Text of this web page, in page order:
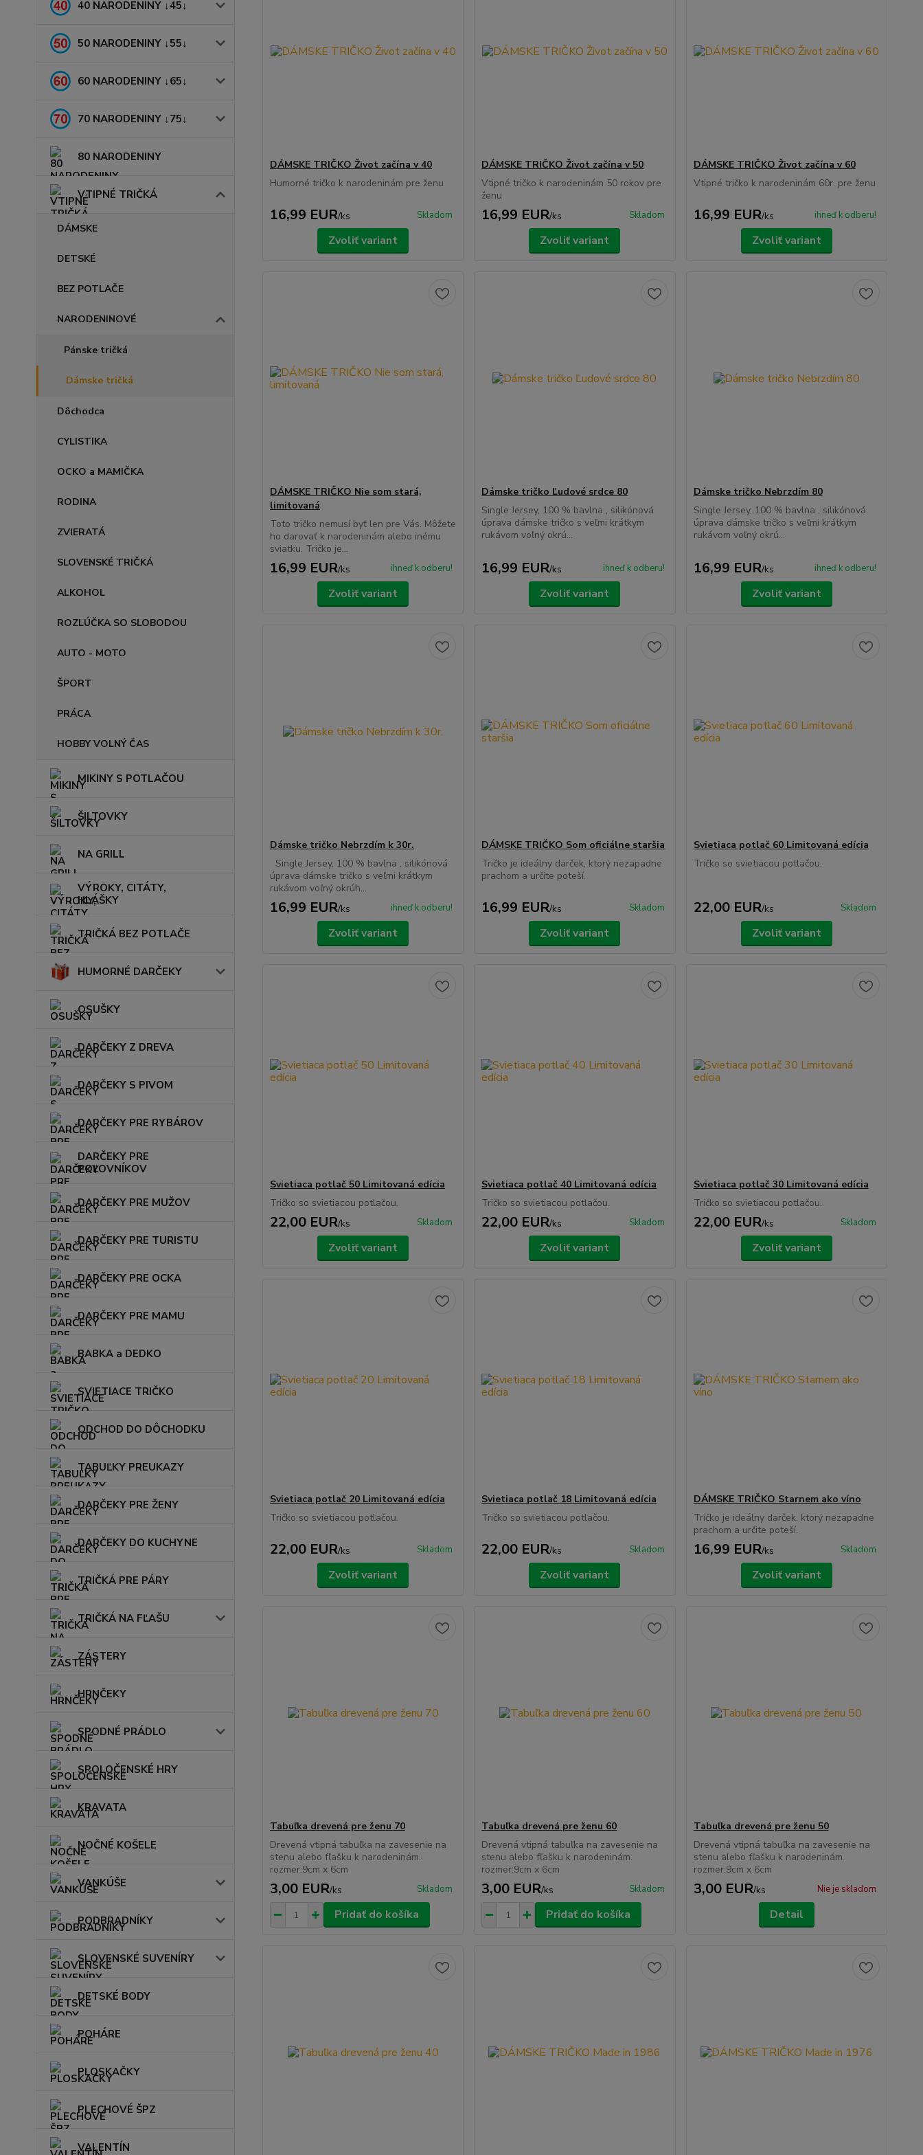
40 NARODENINY ↓45↓
50 NARODENINY ↓55↓
60 NARODENINY ↓65↓
70 NARODENINY ↓75↓
80 NARODENINY
VTIPNÉ TRIČKÁ
DÁMSKE
DETSKÉ
BEZ POTLAČE
NARODENINOVÉ
Pánske tričká
Dámske tričká
Dôchodca
CYLISTIKA
OCKO a MAMIČKA
RODINA
ZVIERATÁ
SLOVENSKÉ TRIČKÁ
ALKOHOL
ROZLÚČKA SO SLOBODOU
AUTO - MOTO
ŠPORT
PRÁCA
HOBBY VOLNÝ ČAS
MIKINY S POTLAČOU
ŠILTOVKY
NA GRILL
VÝROKY, CITÁTY,
HLÁŠKY
TRIČKÁ BEZ POTLAČE
HUMORNÉ DARČEKY
OSUŠKY
DARČEKY Z DREVA
DARČEKY S PIVOM
DARČEKY PRE RYBÁROV
DARČEKY PRE
POĽOVNÍKOV
DARČEKY PRE MUŽOV
DARČEKY PRE TURISTU
DARČEKY PRE OCKA
DARČEKY PRE MAMU
BABKA a DEDKO
SVIETIACE TRIČKO
ODCHOD DO DÔCHODKU
TABUĽKY PREUKAZY
DARČEKY PRE ŽENY
DARČEKY DO KUCHYNE
TRIČKÁ PRE PÁRY
TRIČKÁ NA FĽAŠU
ZÁSTERY
HRNČEKY
SPODNÉ PRÁDLO
SPOLOČENSKÉ HRY
KRAVATA
NOČNÉ KOŠELE
VANKÚŠE
PODBRADNÍKY
SLOVENSKÉ SUVENÍRY
DETSKÉ BODY
POHÁRE
PLOSKAČKY
PLECHOVÉ ŠPZ
VALENTÍN
DÁMSKE TRIČKO Život začína v 40
Humorné tričko k narodeninám pre ženu
16,99 EUR/ks Skladom
Zvoliť variant
DÁMSKE TRIČKO Život začína v 50
Vtipné tričko k narodeninám 50 rokov pre
ženu
16,99 EUR/ks Skladom
Zvoliť variant
DÁMSKE TRIČKO Život začína v 60
Vtipné tričko k narodeninám 60r. pre ženu
16,99 EUR/ks ihneď k odberu!
Zvoliť variant
DÁMSKE TRIČKO Nie som stará,
limitovaná
Toto tričko nemusí byť len pre Vás. Môžete
ho darovať k narodeninám alebo inému
sviatku. Tričko je...
16,99 EUR/ks ihneď k odberu!
Zvoliť variant
Dámske tričko Ľudové srdce 80
Single Jersey, 100 % bavlna , silikónová
úprava dámske tričko s veľmi krátkym
rukávom voľný okrú...
16,99 EUR/ks ihneď k odberu!
Zvoliť variant
Dámske tričko Nebrzdím 80
Single Jersey, 100 % bavlna , silikónová
úprava dámske tričko s veľmi krátkym
rukávom voľný okrú...
16,99 EUR/ks ihneď k odberu!
Zvoliť variant
Dámske tričko Nebrzdím k 30r.
Single Jersey, 100 % bavlna , silikónová
úprava dámske tričko s veľmi krátkym
rukávom voľný okrúh...
16,99 EUR/ks ihneď k odberu!
Zvoliť variant
DÁMSKE TRIČKO Som oficiálne staršia
Tričko je ideálny darček, ktorý nezapadne
prachom a určite poteší.
16,99 EUR/ks Skladom
Zvoliť variant
Svietiaca potlač 60 Limitovaná edícia
Tričko so svietiacou potlačou.
22,00 EUR/ks Skladom
Zvoliť variant
Svietiaca potlač 50 Limitovaná edícia
Tričko so svietiacou potlačou.
22,00 EUR/ks Skladom
Zvoliť variant
Svietiaca potlač 40 Limitovaná edícia
Tričko so svietiacou potlačou.
22,00 EUR/ks Skladom
Zvoliť variant
Svietiaca potlač 30 Limitovaná edícia
Tričko so svietiacou potlačou.
22,00 EUR/ks Skladom
Zvoliť variant
Svietiaca potlač 20 Limitovaná edícia
Tričko so svietiacou potlačou.
22,00 EUR/ks Skladom
Zvoliť variant
Svietiaca potlač 18 Limitovaná edícia
Tričko so svietiacou potlačou.
22,00 EUR/ks Skladom
Zvoliť variant
DÁMSKE TRIČKO Starnem ako víno
Tričko je ideálny darček, ktorý nezapadne
prachom a určite poteší.
16,99 EUR/ks Skladom
Zvoliť variant
Tabuľka drevená pre ženu 70
Drevená vtipná tabuľka na zavesenie na
stenu alebo fľašku k narodeninám.
rozmer:9cm x 6cm
3,00 EUR/ks Skladom
Pridať do košíka
Tabuľka drevená pre ženu 60
Drevená vtipná tabuľka na zavesenie na
stenu alebo fľašku k narodeninám.
rozmer:9cm x 6cm
3,00 EUR/ks Skladom
Pridať do košíka
Tabuľka drevená pre ženu 50
Drevená vtipná tabuľka na zavesenie na
stenu alebo fľašku k narodeninám.
rozmer:9cm x 6cm
3,00 EUR/ks Nie je skladom
Detail